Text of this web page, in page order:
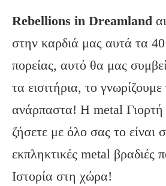
Rebellions in Dreamland
στην καρδιά μας αυτά τα 40
πορείας, αυτό θα μας
τα εισιτήρια, το
ανάρπαστα! Η metal Γιορτή
ζήσετε με όλο σας το είναι
εκπληκτικές metal βραδιές
Ιστορία στη χώρα!